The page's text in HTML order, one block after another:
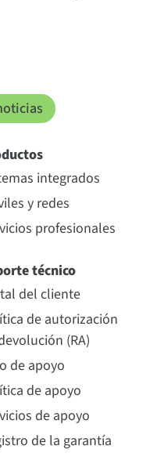
integrados
y redes
profesionales
técnico
del cliente
de autorización
(RA)
de apoyo
de apoyo
de apoyo
de la garantía